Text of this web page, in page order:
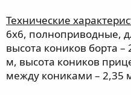
Технические
6х6, полноприводные,
высота коников борта
м, высота коников
между кониками – 2,35